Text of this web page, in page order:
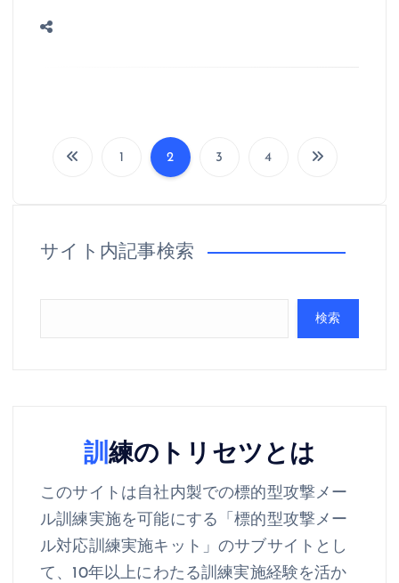
の
1 2 3 4
サイト内記事検索
検索
訓練のトリセツとは
このサイトは自社内製での標的型攻撃メー
ル訓練実施を可能にする「標的型攻撃メー
ル対応訓練実施キット」のサブサイトとし
て、10年以上にわたる訓練実施経験を活か